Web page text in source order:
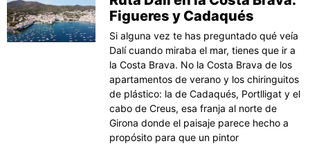
Figueres y Cadaqués
Si alguna vez te has preguntado qué veía
Dalí cuando miraba el mar, tienes que ir a
la Costa Brava. No la Costa Brava de los
apartamentos de verano y los chiringuitos
de plástico: la de Cadaqués, Portlligat y el
cabo de Creus, esa franja al norte de
Girona donde el paisaje parece hecho a
propósito para que un pintor